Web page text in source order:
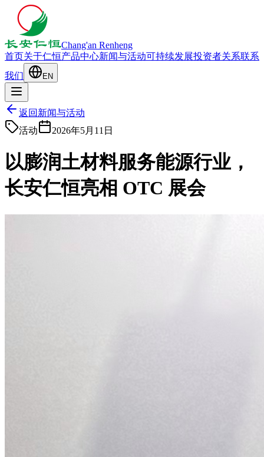
Chang'an Renheng
首页关于仁恒产品中心新闻与活动可持续发展投资者关系联系
我们
EN
返回新闻与活动
活动
2026年5月11日
以膨润土材料服务能源行业，
长安仁恒亮相 OTC 展会